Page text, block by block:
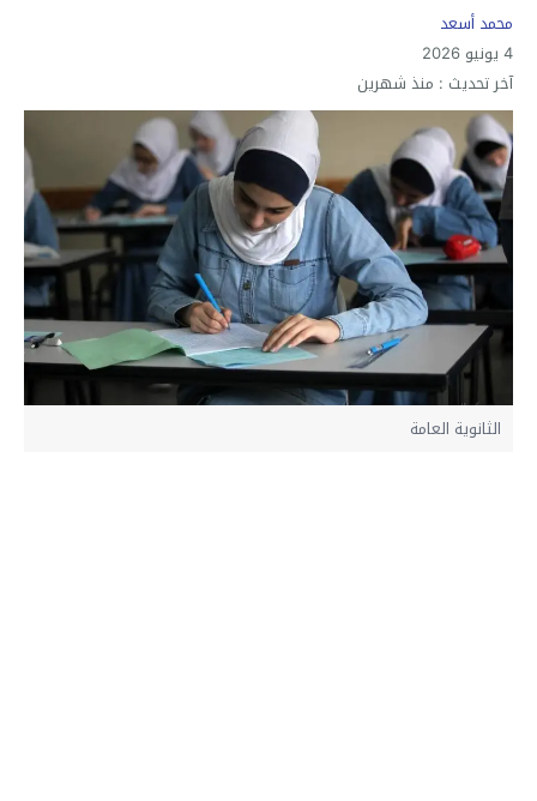
محمد أسعد
4 يونيو 2026
آخر تحديث : منذ شهرين
الثانوية العامة